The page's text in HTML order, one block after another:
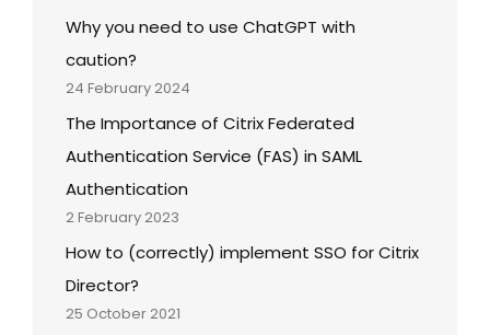
Why you need to use ChatGPT with
caution?
24 February 2024
The Importance of Citrix Federated
Authentication Service (FAS) in SAML
Authentication
2 February 2023
How to (correctly) implement SSO for Citrix
Director?
25 October 2021